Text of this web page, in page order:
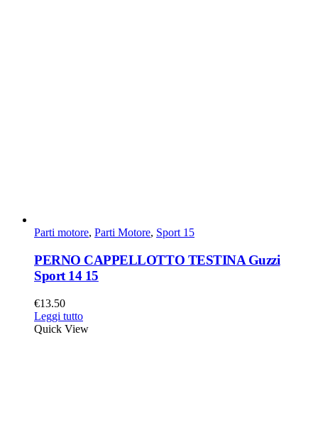
Parti motore, Parti Motore, Sport 15
PERNO CAPPELLOTTO TESTINA Guzzi
Sport 14 15
€13.50
Leggi tutto
Quick View